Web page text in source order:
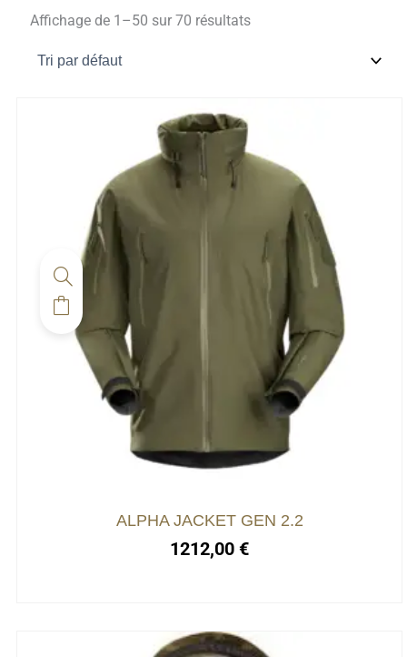
Affichage de 1–50 sur 70 résultats
ALPHA JACKET GEN 2.2
1212,00 €